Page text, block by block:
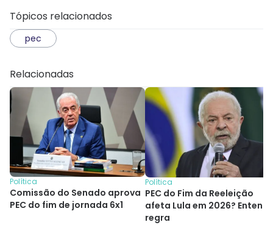
Tópicos relacionados
pec
Relacionadas
Política
Comissão do Senado aprova
PEC do fim de jornada 6x1
Política
PEC do Fim da Reeleição
afeta Lula em 2026?
regra